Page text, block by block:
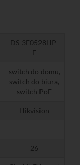
DS-3E0528HP-
E
switch do domu,
switch do biura,
switch PoE
Hikvision
26